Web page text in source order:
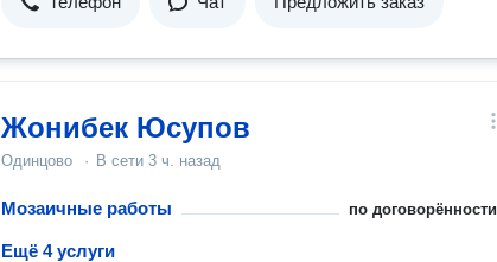
Жонибек Юсупов
Одинцово · В сети 3 ч. назад
Мозаичные работы по договорённости
Ещё 4 услуги